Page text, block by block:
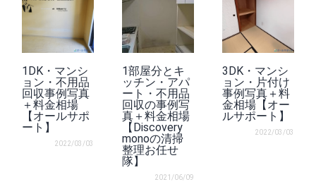
1DK・マンシ
ョン・不用品
回収事例写真
＋料金相場
【オールサポ
ート】
2022/03/03
1部屋分とキ
ッチン・アパ
ート・不用品
回収の事例写
真＋料金相場
【Discovery
monoの清掃
整理お任せ
隊】
2021/06/09
3DK・マンシ
ョン・片付け
事例写真＋料
金相場【オー
ルサポート】
2022/03/03